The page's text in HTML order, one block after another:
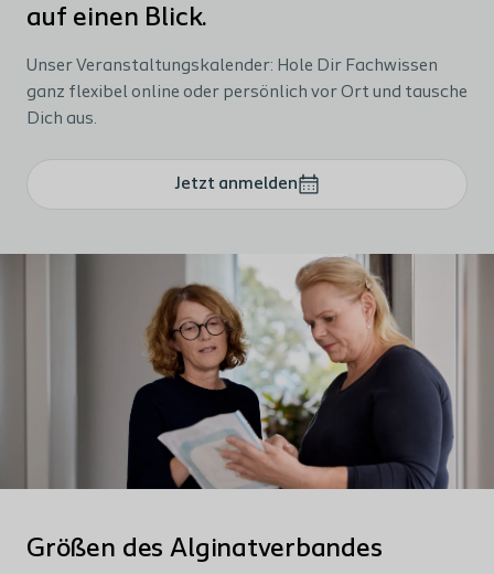
auf einen Blick.
Unser Veranstaltungskalender: Hole Dir Fachwissen
ganz flexibel online oder persönlich vor Ort und tausche
Dich aus.
Jetzt anmelden
Größen des Alginatverbandes